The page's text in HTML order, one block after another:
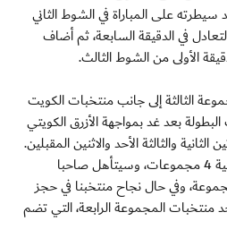
على المباراة في الشوط الثاني
في الدقيقة السابعة، ثم أضاف
الأولى من الشوط الثالث.
الثالثة إلى جانب منتخبات الكويت
بعد غد بمواجهة الأزرق الكويتي
الثانية والثالثة الأحد والاثنين المقبلين.
وتضم مسابقة كرة القدم الشاطئية 4 مجموعات، وسيتأهل صاحبا
وفي حال نجاح منتخبنا في حجز
منتخبات المجموعة الرابعة، التي تضم